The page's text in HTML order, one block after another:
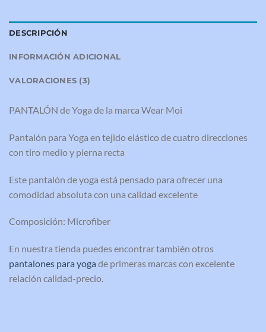
DESCRIPCIÓN
INFORMACIÓN ADICIONAL
VALORACIONES (3)
PANTALÓN de Yoga de la marca Wear Moi
Pantalón para Yoga en tejido elástico de cuatro direcciones
con tiro medio y pierna recta
Este pantalón de yoga está pensado para ofrecer una
comodidad absoluta con una calidad excelente
Composición: Microfiber
En nuestra tienda puedes encontrar también otros
pantalones para yoga de primeras marcas con excelente
relación calidad-precio.